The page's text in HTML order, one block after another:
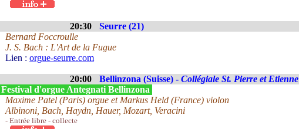
20:30 Seurre (21)
Bernard Foccroulle
J. S. Bach : L'Art de la Fugue
Lien : orgue-seurre.com
20:00 Bellinzona (Suisse) - Collégiale St. Pierre et Etienne
d'orgue Antegnati Bellinzona
Maxime Patel (Paris) orgue et Markus Held (France) violon
Albinoni, Bach, Haydn, Hauer, Mozart, Veracini
- Entrée libre - collecte